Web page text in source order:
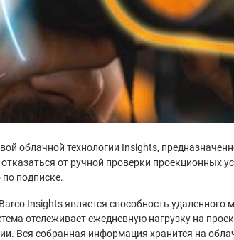
облачной технологии Insights,
от ручной проверки проекционных
по подписке.
Insights является способность
отслеживает ежедневную нагрузку на
Вся собранная информация хранится на